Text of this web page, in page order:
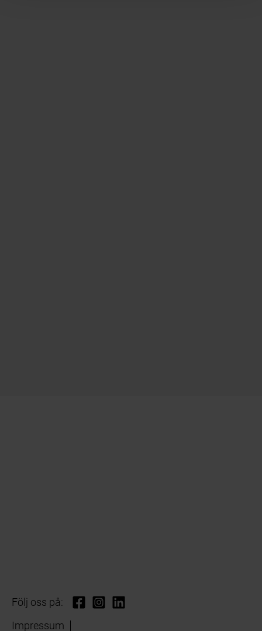
Följ oss på:
Impressum